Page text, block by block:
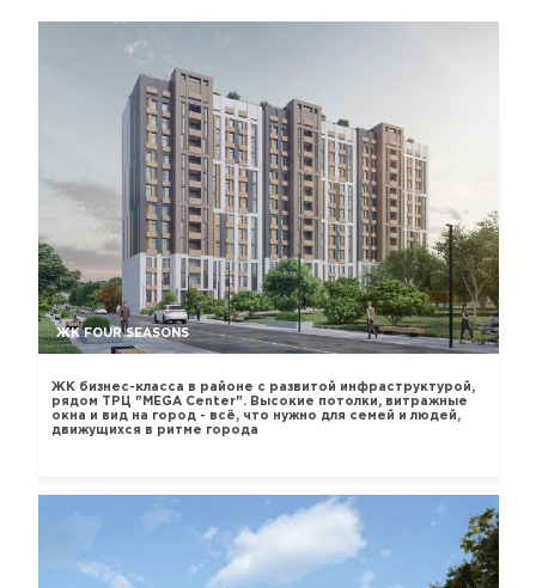
ЖК FOUR SEASONS
ЖК бизнес-класса в районе с развитой инфраструктурой,
рядом ТРЦ "MEGA Center". Высокие потолки, витражные
окна и вид на город - всё, что нужно для семей и людей,
движущихся в ритме города